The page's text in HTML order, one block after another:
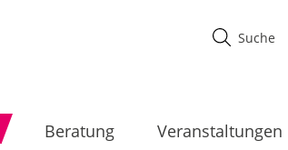
Beratung Veranstaltungen